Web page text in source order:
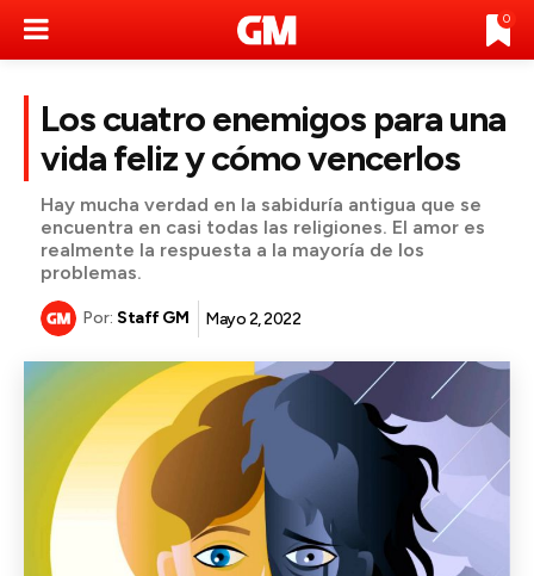
0
Los cuatro enemigos para una
vida feliz y cómo vencerlos
Hay mucha verdad en la sabiduría antigua que se
encuentra en casi todas las religiones. El amor es
realmente la respuesta a la mayoría de los
problemas.
Por: Staff GM Mayo 2, 2022